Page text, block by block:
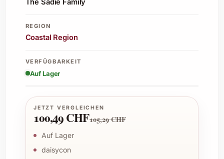
The Sadie Family
REGION
Coastal Region
VERFÜGBARKEIT
Auf Lager
JETZT VERGLEICHEN
100,49 CHF105,29 CHF
Auf Lager
daisycon